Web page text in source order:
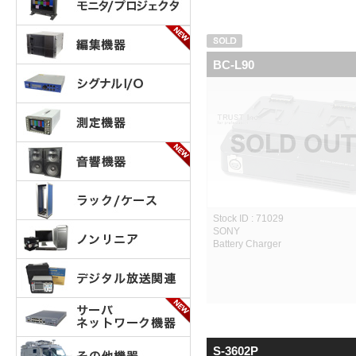
BC-L90
Stock ID : 71029
SONY
Battery Charger
S-3602P